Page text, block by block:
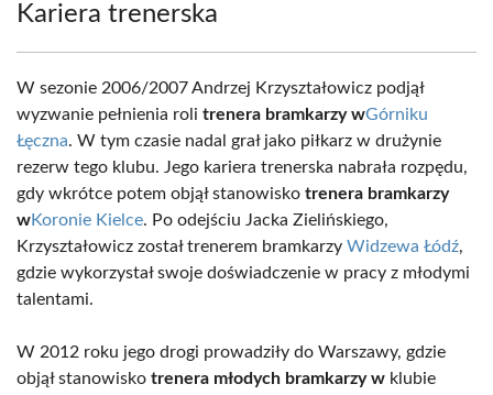
Kariera trenerska
W sezonie 2006/2007 Andrzej Krzyształowicz podjął
wyzwanie pełnienia roli trenera bramkarzy wGórniku
Łęczna. W tym czasie nadal grał jako piłkarz w drużynie
rezerw tego klubu. Jego kariera trenerska nabrała rozpędu,
gdy wkrótce potem objął stanowisko trenera bramkarzy
wKoronie Kielce. Po odejściu Jacka Zielińskiego,
Krzyształowicz został trenerem bramkarzy Widzewa Łódź,
gdzie wykorzystał swoje doświadczenie w pracy z młodymi
talentami.
W 2012 roku jego drogi prowadziły do Warszawy, gdzie
objął stanowisko trenera młodych bramkarzy w klubie